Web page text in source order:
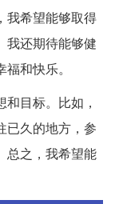
我希望能够取得
我还期待能够健
和快乐。
目标。比如，
已久的地方，参
总之，我希望能